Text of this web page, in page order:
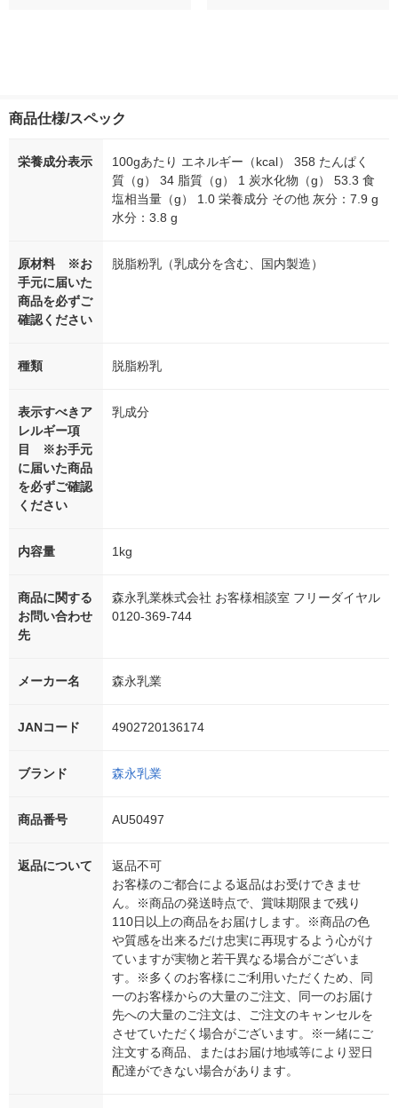
商品仕様/スペック
栄養成分表示
100gあたり エネルギー（kcal） 358 たんぱく
質（g） 34 脂質（g） 1 炭水化物（g） 53.3 食
塩相当量（g） 1.0 栄養成分 その他 灰分：7.9 g
水分：3.8 g
原材料 ※お
手元に届いた
商品を必ずご
確認ください
脱脂粉乳（乳成分を含む、国内製造）
種類 脱脂粉乳
表示すべきア
レルギー項
目 ※お手元
に届いた商品
を必ずご確認
ください
乳成分
内容量 1kg
商品に関する
お問い合わせ
先
森永乳業株式会社 お客様相談室 フリーダイヤル
0120‐369‐744
メーカー名 森永乳業
JANコード 4902720136174
ブランド 森永乳業
商品番号 AU50497
返品について
返品不可
お客様のご都合による返品はお受けできませ
ん。※商品の発送時点で、賞味期限まで残り
110日以上の商品をお届けします。※商品の色
や質感を出来るだけ忠実に再現するよう心がけ
ていますが実物と若干異なる場合がございま
す。※多くのお客様にご利用いただくため、同
一のお客様からの大量のご注文、同一のお届け
先への大量のご注文は、ご注文のキャンセルを
させていただく場合がございます。※一緒にご
注文する商品、またはお届け地域等により翌日
配達ができない場合があります。